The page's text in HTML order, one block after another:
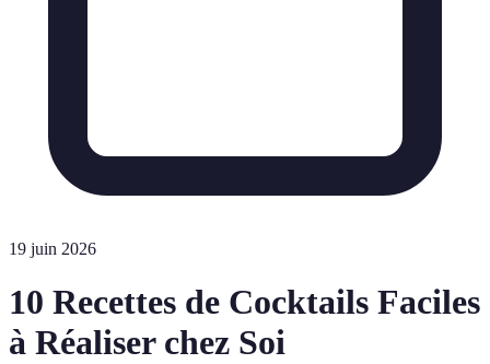
19 juin 2026
10 Recettes de Cocktails Faciles
à Réaliser chez Soi